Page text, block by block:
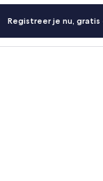
Registreer je nu, gratis